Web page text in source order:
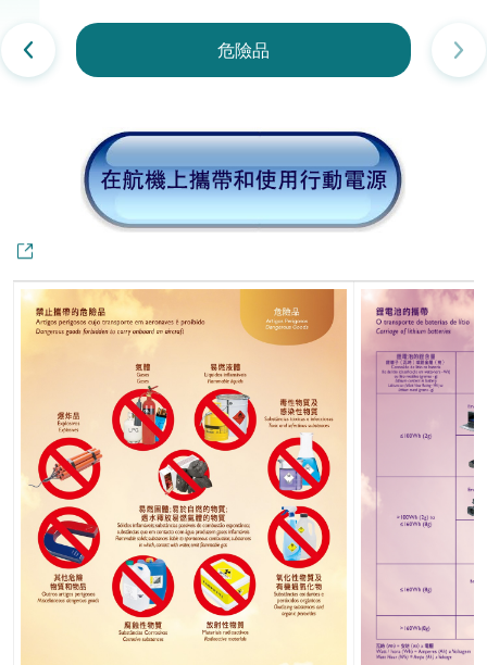
危險品